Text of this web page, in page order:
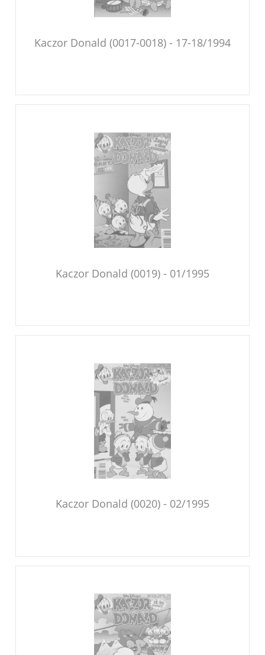
Kaczor Donald (0017-0018) - 17-18/1994
Kaczor Donald (0019) - 01/1995
Kaczor Donald (0020) - 02/1995